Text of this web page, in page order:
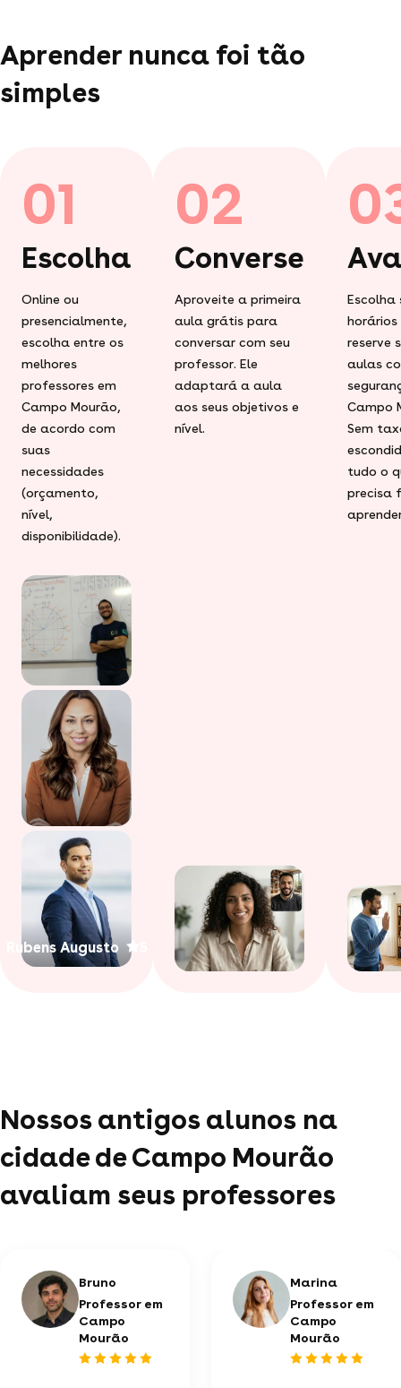
Aprender nunca foi tão
simples
01
Escolha
Online ou
presencialmente,
escolha entre os
melhores
professores em
Campo Mourão,
de acordo com
suas
necessidades
(orçamento,
nível,
disponibilidade).
Rubens Augusto
02
Converse
Aproveite a primeira
aula grátis para
conversar com seu
professor. Ele
adaptará a aula
aos seus objetivos e
nível.
Escolha
horários
reserve
aulas
Campo
Sem
tudo o
precisa
Nossos antigos alunos na
cidade de Campo Mourão
avaliam seus professores
Bruno
Professor em
Campo
Mourão
Marina
Professor em
Campo
Mourão